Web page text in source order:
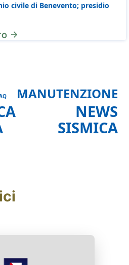
civile di Benevento; presidio
MANUTENZIONE
NEWS
SISMICA